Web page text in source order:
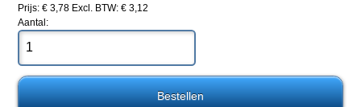
Guppy
100ml
Prijs: € 3,78 Excl. BTW: € 3,12
Aantal: